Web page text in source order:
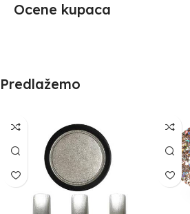
Ocene kupaca
Predlažemo